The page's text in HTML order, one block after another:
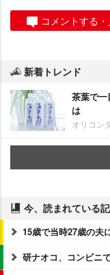
コメントする
新着トレンド
茶葉で一
は
オリコン
今、読まれている
15歳で当時27歳の夫
研ナオコ、コンビニ